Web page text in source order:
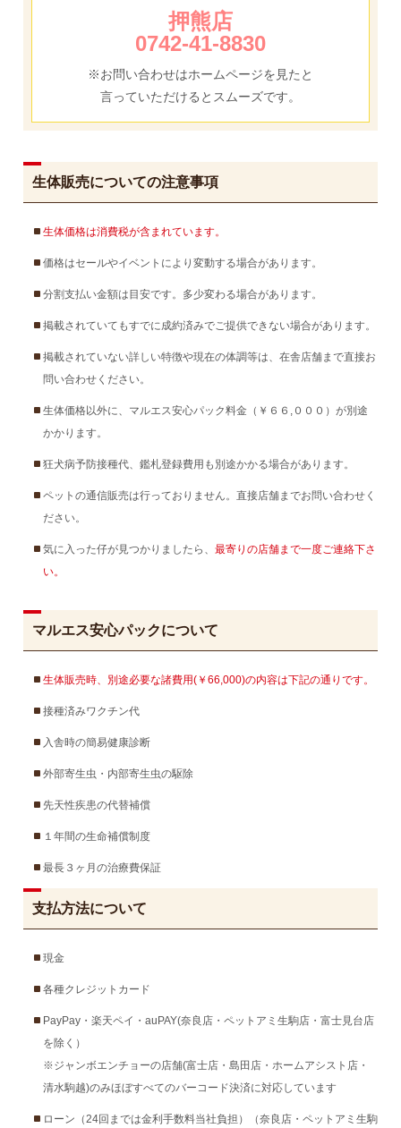
押熊店
0742-41-8830
※お問い合わせはホームページを見たと
言っていただけるとスムーズです。
生体販売についての注意事項
生体価格は消費税が含まれています。
価格はセールやイベントにより変動する場合があります。
分割支払い金額は目安です。多少変わる場合があります。
掲載されていてもすでに成約済みでご提供できない場合があります。
掲載されていない詳しい特徴や現在の体調等は、在舎店舗まで直接お
問い合わせください。
生体価格以外に、マルエス安心パック料金（￥６６,０００）が別途
かかります。
狂犬病予防接種代、鑑札登録費用も別途かかる場合があります。
ペットの通信販売は行っておりません。直接店舗までお問い合わせく
ださい。
気に入った仔が見つかりましたら、 最寄りの店舗まで一度ご連絡下さ
い。
マルエス安心パックについて
生体販売時、別途必要な諸費用(￥66,000)の内容は下記の通りです。
接種済みワクチン代
入舎時の簡易健康診断
外部寄生虫・内部寄生虫の駆除
先天性疾患の代替補償
１年間の生命補償制度
最長３ヶ月の治療費保証
支払方法について
現金
各種クレジットカード
PayPay・楽天ペイ・auPAY(奈良店・ペットアミ生駒店・富士見台店
を除く）
※ジャンボエンチョーの店舗(富士店・島田店・ホームアシスト店・
清水駒越)のみほぼすべてのバーコード決済に対応しています
ローン（24回までは金利手数料当社負担）（奈良店・ペットアミ生駒